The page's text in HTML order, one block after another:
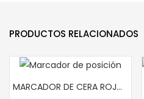
PRODUCTOS RELACIONADOS
MARCADOR DE CERA ROJO PELICAN